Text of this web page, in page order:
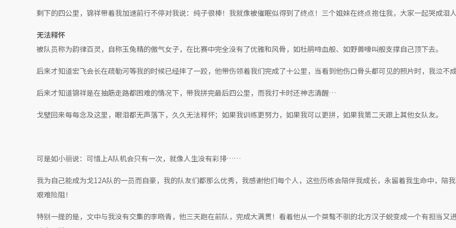
剩下的四公里，锦祥带着我加速前行不停对我说：纯子很棒！我就像被催眠似得到了终点！三个姐妹在终点抱住我，大家一起哭成
无法释怀
被队员称为韵律百灵，自称玉兔精的傲气女子，在比赛中完全没有了优雅和风骨，如杜鹃啼血般、如野兽嚎叫般支撑自己顶下去。
后来才知道宏飞会长在疏勒河等我的时候已经摔了一跤，他带伤领着我们完成了十公里，当看到他伤口骨头都可见的照片时，我泣不成
后来才知道锦祥是在抽筋走路都困难的情况下，带我拼完最后四公里，而我打卡时还神志清醒…
戈壁回来每每念及这里，眼泪都无声落下，久久无法释怀；如果我训练更努力，如果我可以更拼，如果我第二天跟上其他女队友。
可是如小丽说：可惜上A队机会只有一次，就像人生没有彩排……
我为自己能成为戈12A队的一员而自豪，我的队友们都那么优秀，我感谢他们每个人，这些历练会陪伴我成长，永留着我生命中，陪
艰难险阻！
特别一提的是，文中与我没有交集的李晓青，他三天跑在前队，完成大满贯！看着他从一个桀骜不驯的北方汉子蜕变成一个有担当又